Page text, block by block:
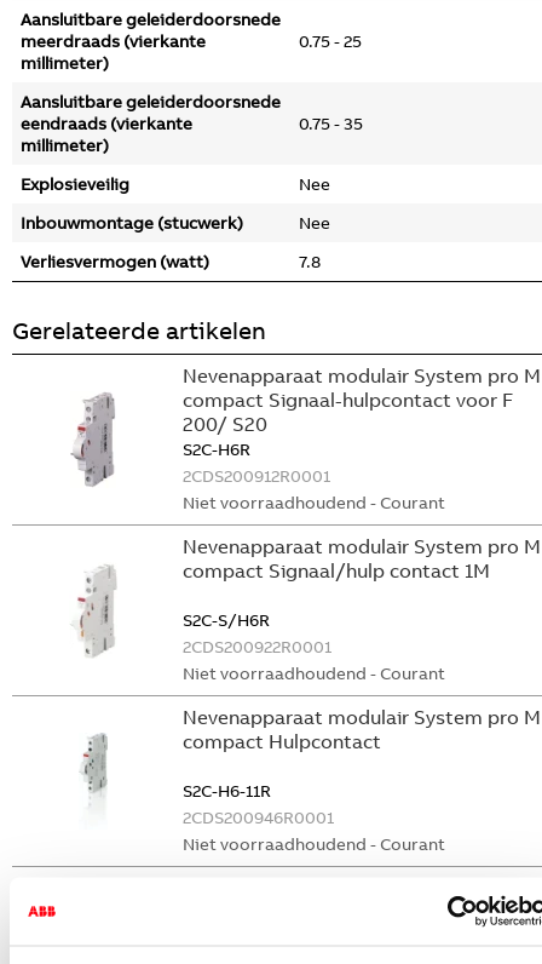
Aansluitbare geleiderdoorsnede
meerdraads (vierkante
millimeter)
0.75 - 25
Aansluitbare geleiderdoorsnede
eendraads (vierkante
millimeter)
0.75 - 35
Explosieveilig
Nee
Inbouwmontage (stucwerk)
Nee
Verliesvermogen (watt)
7.8
Gerelateerde artikelen
Nevenapparaat modulair System pro M
compact Signaal-hulpcontact voor F
200/ S20
S2C-H6R
2CDS200912R0001
Niet voorraadhoudend - Courant
Nevenapparaat modulair System pro M
compact Signaal/hulp contact 1M
S2C-S/H6R
2CDS200922R0001
Niet voorraadhoudend - Courant
Nevenapparaat modulair System pro M
compact Hulpcontact
S2C-H6-11R
2CDS200946R0001
Niet voorraadhoudend - Courant